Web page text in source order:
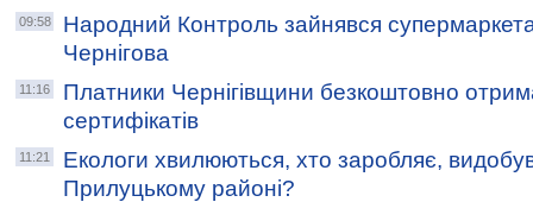
09:58
Народний Контроль зайнявся
Чернігова
11:16
Платники Чернігівщини безкоштовно
сертифікатів
11:21
Екологи хвилюються, хто заробляє,
Прилуцькому районі?